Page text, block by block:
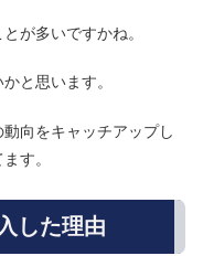
が多いですかね。
と思います。
向をキャッチアップし
す。
した理由